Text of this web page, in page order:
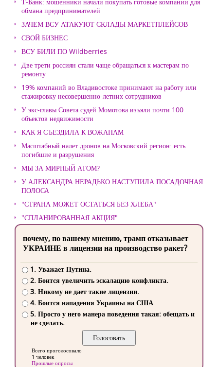
обмана предпринимателей
ЗАЧЕМ ВСУ АТАКУЮТ СКЛАДЫ МАРКЕТПЛЕЙСОВ
СВОЙ БИЗНЕС
ВСУ БИЛИ ПО Wildberries
Две трети россиян стали чаще обращаться к мастерам по
ремонту
19% компаний во Владивостоке принимают на работу или
стажировку несовершенно-летних сотрудников
У экс-главы Совета судей Момотова изъяли почти 100
объектов недвижимости
КАК Я СЪЕЗДИЛА К ВОЖАНАМ
Масштабный налет дронов на Московский регион: есть
погибшие и разрушения
МЫ ЗА МИРНЫЙ АТОМ?
У АЛЕКСАНДРА НЕРАДЬКО НАСТУПИЛА ПОСАДОЧНАЯ
ПОЛОСА
"СТРАНА МОЖЕТ ОСТАТЬСЯ БЕЗ ХЛЕБА"
"СПЛАНИРОВАННАЯ АКЦИЯ"
почему, по вашему мнению, трамп отказывает
УКРАИНЕ в лицензии на производство ракет?
1. Уважает Путина.
2. Боится увеличить эскалацию конфликта.
3. Никому не дает такие лицензии.
4. Боится нападения Украины на США
5. Просто у него манера поведения такая: обещать и
не сделать.
Всего проголосовало
1 человек
Прошлые опросы